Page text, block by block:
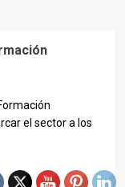
el sector a los